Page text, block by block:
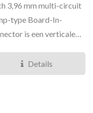
3,96 mm multi-circuit
type Board-In-
is een verticale
Details